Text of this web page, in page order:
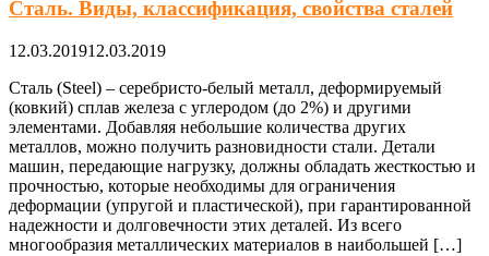
Сталь. Виды, классификация, свойства сталей
12.03.201912.03.2019
Сталь (Steel) – серебристо-белый металл, деформируемый
(ковкий) сплав железа с углеродом (до 2%) и другими
элементами. Добавляя небольшие количества других
металлов, можно получить разновидности стали. Детали
машин, передающие нагрузку, должны обладать жесткостью и
прочностью, которые необходимы для ограничения
деформации (упругой и пластической), при гарантированной
надежности и долговечности этих деталей. Из всего
многообразия металлических материалов в наибольшей […]